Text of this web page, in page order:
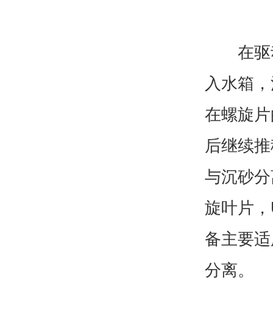
在驱动
入水箱
在螺旋
后继续
与沉砂
旋叶片
备主要
分离。